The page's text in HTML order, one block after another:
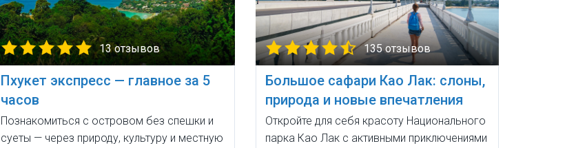
13 отзывов
Пхукет экспресс — главное за 5
часов
Познакомиться с островом без спешки и
суеты — через природу, культуру и местную
135 отзывов
Большое сафари Као Лак: слоны,
природа и новые впечатления
Откройте для себя красоту Национального
парка Као Лак с активными приключениями